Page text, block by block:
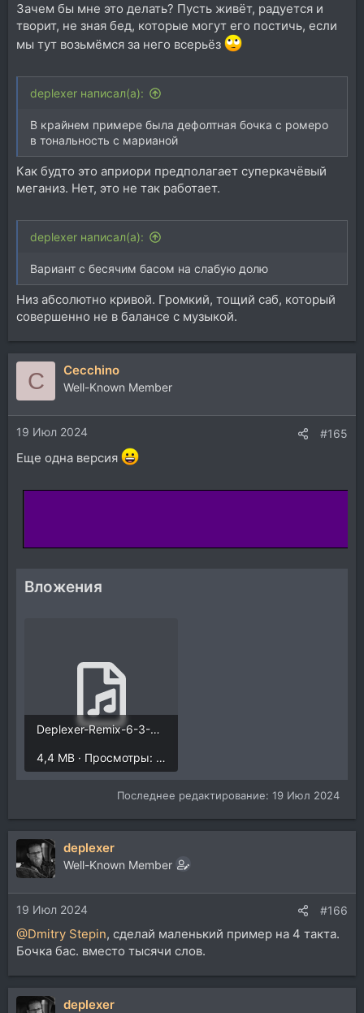
Зачем бы мне это делать? Пусть живёт, радуется и
творит, не зная бед, которые могут его постичь, если
мы тут возьмёмся за него всерьёз
deplexer написал(а):
В крайнем примере была дефолтная бочка с ромеро
в тональность с марианой
Как будто это априори предполагает суперкачёвый
меганиз. Нет, это не так работает.
deplexer написал(а):
Вариант с бесячим басом на слабую долю
Низ абсолютно кривой. Громкий, тощий саб, который
совершенно не в балансе с музыкой.
C Cecchino
Well-Known Member
19 Июл 2024 #165
Еще одна версия
Вложения
Deplexer-Remix-6-3-2.mp3
4,4 MB · Просмотры: 580
Последнее редактирование: 19 Июл 2024
deplexer
Well-Known Member
19 Июл 2024 #166
@Dmitry Stepin, сделай маленький пример на 4 такта.
Бочка бас. вместо тысячи слов.
deplexer